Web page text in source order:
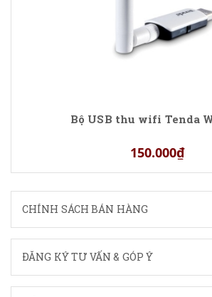
Bộ USB thu wifi Tenda
150.000₫
CHÍNH SÁCH BÁN HÀNG
ĐĂNG KÝ TƯ VẤN & GÓP Ý